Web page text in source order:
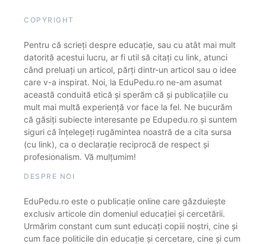
COPYRIGHT
Pentru că scrieți despre educație, sau cu atât mai mult
datorită acestui lucru, ar fi util să citați cu link, atunci
când preluați un articol, părți dintr-un articol sau o idee
care v-a inspirat. Noi, la EduPedu.ro ne-am asumat
această conduită etică și sperăm că și publicațiile cu
mult mai multă experiență vor face la fel. Ne bucurăm
că găsiți subiecte interesante pe Edupedu.ro și suntem
siguri că înțelegeți rugămintea noastră de a cita sursa
(cu link), ca o declarație reciprocă de respect și
profesionalism. Vă mulțumim!
DESPRE NOI
EduPedu.ro este o publicație online care găzduiește
exclusiv articole din domeniul educației și cercetării.
Urmărim constant cum sunt educați copiii noștri, cine și
cum face politicile din educație și cercetare, cine și cum